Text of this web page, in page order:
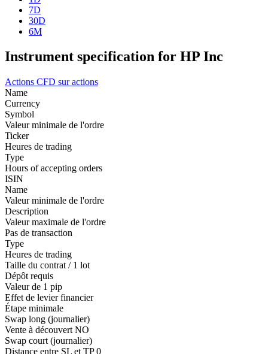
7D
30D
6M
Instrument specification for HP Inc
Actions CFD sur actions
Name
Currency
Symbol
Valeur minimale de l'ordre
Ticker
Heures de trading
Type
Hours of accepting orders
ISIN
Name
Valeur minimale de l'ordre
Description
Valeur maximale de l'ordre
Pas de transaction
Type
Heures de trading
Taille du contrat / 1 lot
Dépôt requis
Valeur de 1 pip
Effet de levier financier
Étape minimale
Swap long (journalier)
Vente à découvert NO
Swap court (journalier)
Distance entre SL et TP 0